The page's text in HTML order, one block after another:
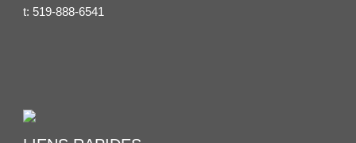
t: 519-888-6541